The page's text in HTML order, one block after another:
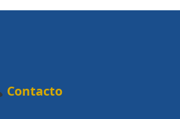
Contacto